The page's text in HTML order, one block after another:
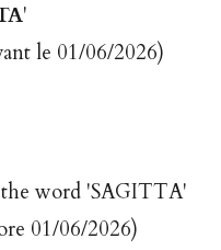
'
le 01/06/2026)
word 'SAGITTA'
01/06/2026)